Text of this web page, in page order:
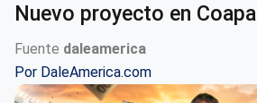
Nuevo proyecto en Coapa
Fuente daleamerica
Por DaleAmerica.com